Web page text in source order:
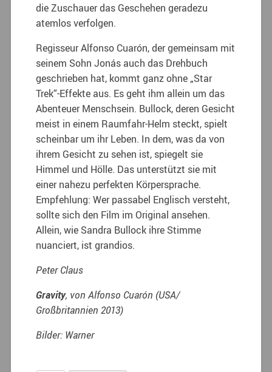
die Zuschauer das Geschehen geradezu
atemlos verfolgen.
Regisseur Alfonso Cuarón, der gemeinsam mit
seinem Sohn Jonás auch das Drehbuch
geschrieben hat, kommt ganz ohne „Star
Trek“-Effekte aus. Es geht ihm allein um das
Abenteuer Menschsein. Bullock, deren Gesicht
meist in einem Raumfahr-Helm steckt, spielt
scheinbar um ihr Leben. In dem, was da von
ihrem Gesicht zu sehen ist, spiegelt sie
Himmel und Hölle. Das unterstützt sie mit
einer nahezu perfekten Körpersprache.
Empfehlung: Wer passabel Englisch versteht,
sollte sich den Film im Original ansehen.
Allein, wie Sandra Bullock ihre Stimme
nuanciert, ist grandios.
Peter Claus
Gravity, von Alfonso Cuarón (USA/
Großbritannien 2013)
Bilder: Warner